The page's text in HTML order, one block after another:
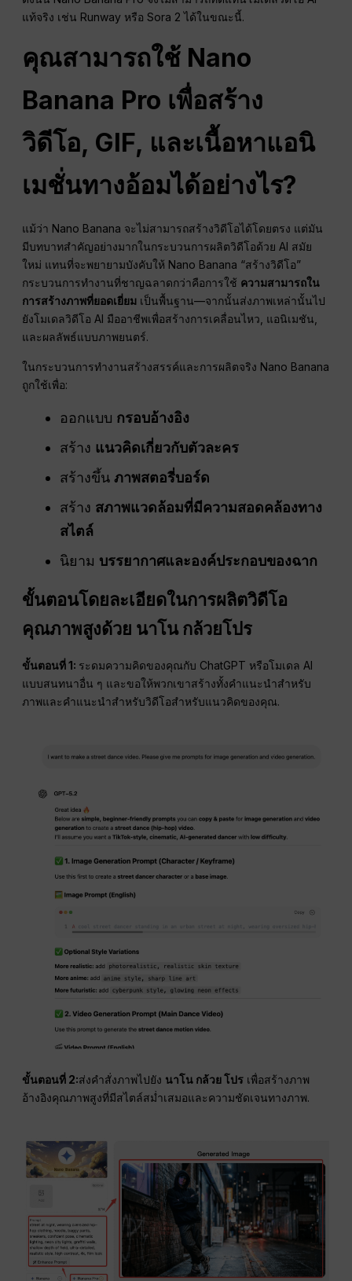
แท้จริง เช่น Runway หรือ Sora 2 ได้ในขณะนี้.
คุณสามารถใช้ Nano
Banana Pro เพื่อสร้าง
วิดีโอ, GIF, และเนื้อหาแอนิ
เมชั่นทางอ้อมได้อย่างไร?
แม้ว่า Nano Banana จะไม่สามารถสร้างวิดีโอได้โดยตรง แต่มัน
มีบทบาทสำคัญอย่างมากในกระบวนการผลิตวิดีโอด้วย AI สมัย
ใหม่ แทนที่จะพยายามบังคับให้ Nano Banana “สร้างวิดีโอ”
กระบวนการทำงานที่ชาญฉลาดกว่าคือการใช้ ความสามารถใน
การสร้างภาพที่ยอดเยี่ยม เป็นพื้นฐาน—จากนั้นส่งภาพเหล่านั้นไป
ยังโมเดลวิดีโอ AI มืออาชีพเพื่อสร้างการเคลื่อนไหว, แอนิเมชัน,
และผลลัพธ์แบบภาพยนตร์.
ในกระบวนการทำงานสร้างสรรค์และการผลิตจริง Nano Banana
ถูกใช้เพื่อ:
ออกแบบ กรอบอ้างอิง
สร้าง แนวคิดเกี่ยวกับตัวละคร
สร้างขึ้นภาพสตอรี่บอร์ด
สร้าง สภาพแวดล้อมที่มีความสอดคล้องทาง
สไตล์
นิยาม บรรยากาศและองค์ประกอบของฉาก
ขั้นตอนโดยละเอียดในการผลิตวิดีโอ
คุณภาพสูงด้วย นาโนกล้วยโปร
ขั้นตอนที่ 1: ระดมความคิดของคุณกับ ChatGPT หรือโมเดล AI
แบบสนทนาอื่น ๆ และขอให้พวกเขาสร้างทั้งคำแนะนำสำหรับ
ภาพและคำแนะนำสำหรับวิดีโอสำหรับแนวคิดของคุณ.
ขั้นตอนที่ 2:ส่งคำสั่งภาพไปยัง นาโน กล้วย โปร เพื่อสร้างภาพ
อ้างอิงคุณภาพสูงที่มีสไตล์สม่ำเสมอและความชัดเจนทางภาพ.